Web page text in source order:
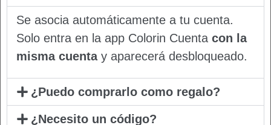
Se asocia automáticamente a tu cuenta.
Solo entra en la app Colorin Cuenta con la
misma cuentay aparecerá desbloqueado.
¿Puedo comprarlo como regalo?
¿Necesito un código?